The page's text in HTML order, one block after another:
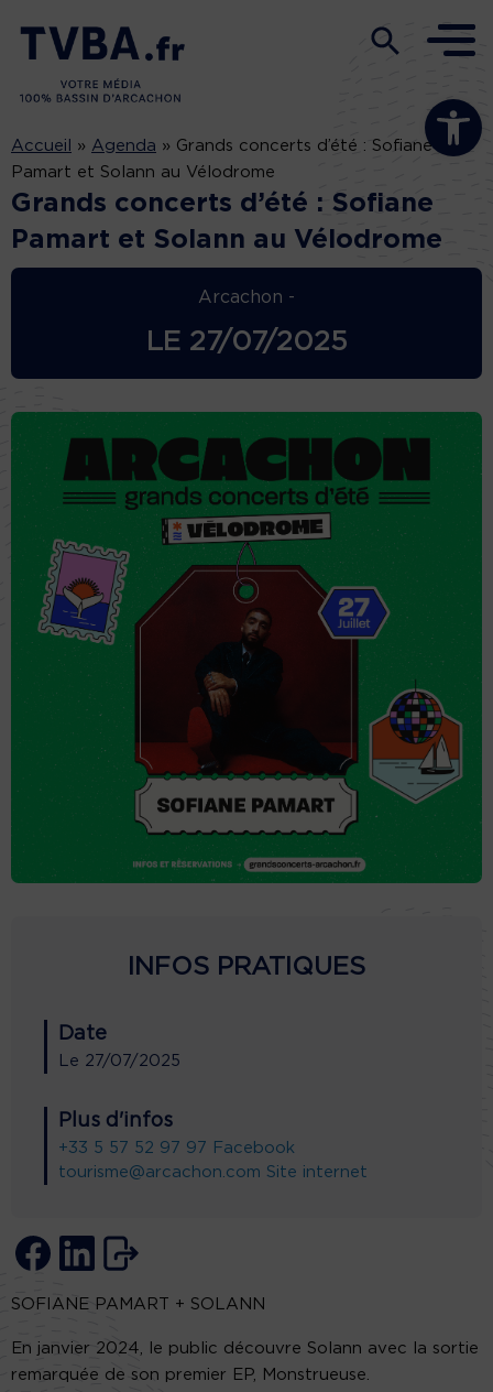
Ouvrir la
Accueil » Agenda » Grands concerts d’été : Sofiane
Pamart et Solann au Vélodrome
Grands concerts d’été : Sofiane
Pamart et Solann au Vélodrome
Arcachon -
LE 27/07/2025
INFOS PRATIQUES
Date
Le 27/07/2025
Plus d'infos
+33 5 57 52 97 97 Facebook
tourisme@arcachon.com Site internet
SOFIANE PAMART + SOLANN
En janvier 2024, le public découvre Solann avec la sortie
remarquée de son premier EP, Monstrueuse.